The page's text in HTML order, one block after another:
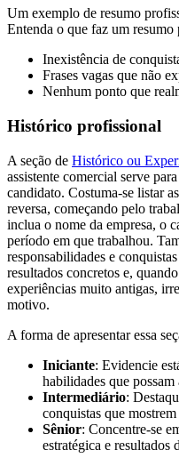
Um exemplo de resumo
Entenda o que faz um
Inexistência de
Frases vagas que não
Nenhum ponto que
Histórico profissional
A seção de Histórico ou
assistente comercial serve
candidato. Costuma-se listar
reversa, começando pelo
inclua o nome da empresa, o
período em que trabalhou.
responsabilidades e
resultados concretos e,
experiências muito antigas,
motivo.
A forma de apresentar essa
Iniciante: Evidencie
habilidades que possam
Intermediário:
conquistas que
Sênior: Concentre-se
estratégica e resultados